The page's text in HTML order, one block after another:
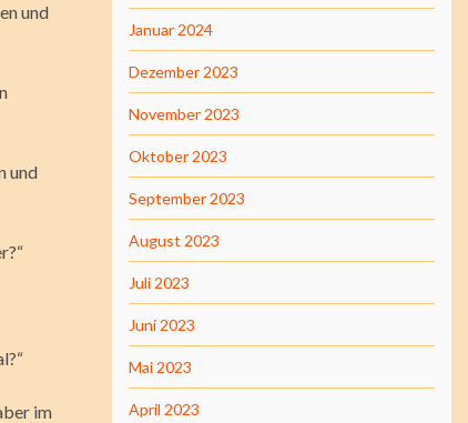
und
und
im
Januar 2024
Dezember 2023
November 2023
Oktober 2023
September 2023
August 2023
Juli 2023
Juni 2023
Mai 2023
April 2023